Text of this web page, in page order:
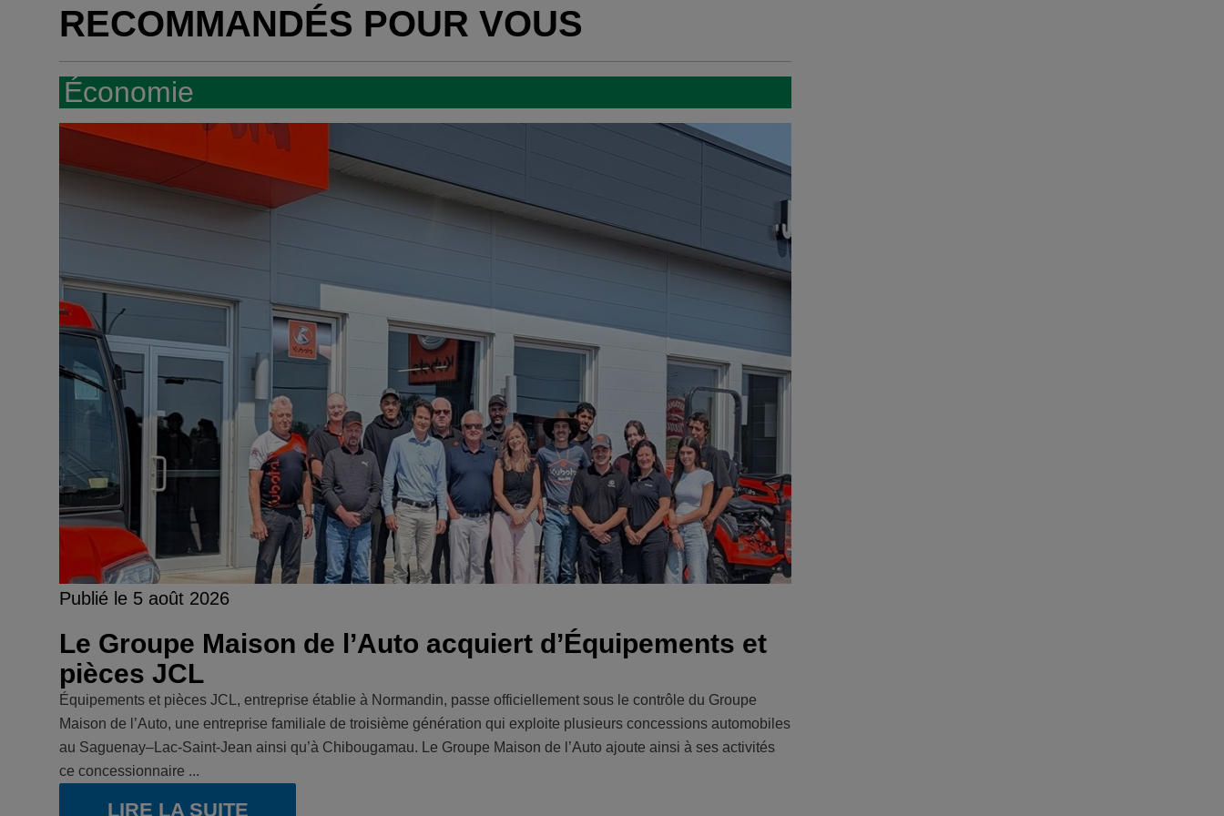
RECOMMANDÉS POUR VOUS
Économie
Publié le 5 août 2026
Le Groupe Maison de l’Auto acquiert d’Équipements et
pièces JCL
Équipements et pièces JCL, entreprise établie à Normandin, passe officiellement sous le contrôle du Groupe
Maison de l’Auto, une entreprise familiale de troisième génération qui exploite plusieurs concessions automobiles
au Saguenay–Lac-Saint-Jean ainsi qu’à Chibougamau. Le Groupe Maison de l’Auto ajoute ainsi à ses activités
ce concessionnaire ...
LIRE LA SUITE